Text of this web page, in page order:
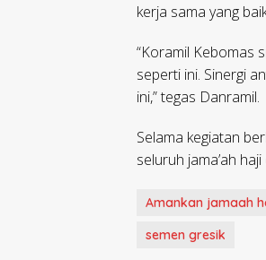
kerja sama yang
“Koramil Kebomas
seperti ini. Sinergi
ini,” tegas Danramil.
Selama kegiatan
seluruh jama’ah
Amankan jamaah
semen gresik